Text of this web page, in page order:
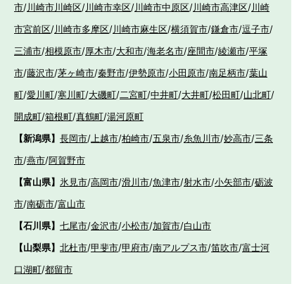
市/川崎市川崎区/川崎市幸区/川崎市中原区/川崎市高津区/川崎
市宮前区/川崎市多摩区/川崎市麻生区/横須賀市/鎌倉市/逗子市/
三浦市/相模原市/厚木市/大和市/海老名市/座間市/綾瀬市/平塚
市/藤沢市/茅ヶ崎市/秦野市/伊勢原市/小田原市/南足柄市/葉山
町/愛川町/寒川町/大磯町/二宮町/中井町/大井町/松田町/山北町/
開成町/箱根町/真鶴町/湯河原町
【新潟県】 長岡市/ 上越市/柏崎市/五泉市/糸魚川市/妙高市/三条
市/燕市/阿賀野市
【富山県】 氷見市/高岡市/滑川市/魚津市/射水市/小矢部市/砺波
市/南砺市/富山市
【石川県】 七尾市/金沢市/小松市/加賀市/白山市
【山梨県】 北杜市/甲斐市/甲府市/南アルプス市/笛吹市/富士河
口湖町/都留市